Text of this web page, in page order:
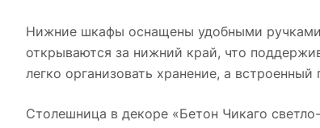
Нижние шкафы оснащены удобными
открываются за нижний край, что
легко организовать хранение, а
Столешница в декоре «Бетон Чикаго